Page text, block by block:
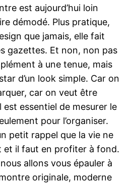
est aujourd’hui loin
démodé. Plus pratique,
que jamais, elle fait
gazettes. Et non, non pas
à une tenue, mais
d’un look simple. Car on
car on veut être
essentiel de mesurer le
pour l’organiser.
petit rappel que la vie ne
et il faut en profiter à fond.
allons vous épauler à
originale, moderne